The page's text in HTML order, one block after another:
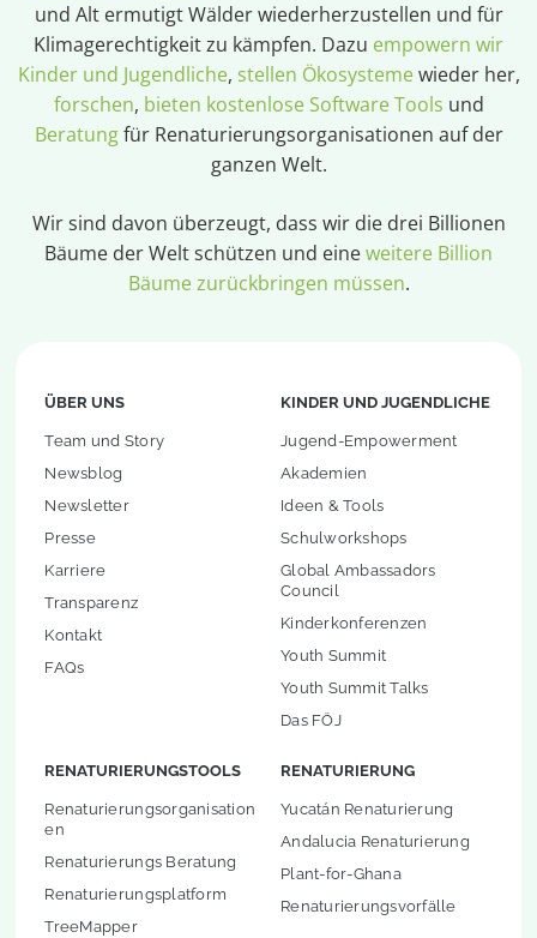
und Alt ermutigt Wälder wiederherzustellen und für
Klimagerechtigkeit zu kämpfen. Dazu empowern wir
Kinder und Jugendliche, stellen Ökosystemewieder her,
forschen, bieten kostenlose Software Tools und
Beratungfür Renaturierungsorganisationen auf der
ganzen Welt.
Wir sind davon überzeugt, dass wir die drei Billionen
Bäume der Welt schützen und eineweitere Billion
Bäume zurückbringen müssen.
ÜBER UNS
Team und Story
Newsblog
Newsletter
Presse
Karriere
Transparenz
Kontakt
FAQs
KINDER UND JUGENDLICHE
Jugend-Empowerment
Akademien
Ideen & Tools
Schulworkshops
Global Ambassadors
Council
Kinderkonferenzen
Youth Summit
Youth Summit Talks
Das FÖJ
RENATURIERUNGSTOOLS
Renaturierungsorganisation
en
Renaturierungs Beratung
Renaturierungsplatform
TreeMapper
RENATURIERUNG
Yucatán Renaturierung
Andalucia Renaturierung
Plant-for-Ghana
Renaturierungsvorfälle